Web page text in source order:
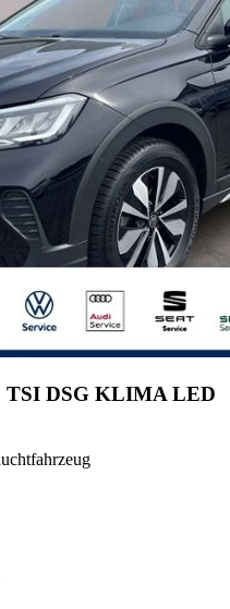
TSI DSG KLIMA LED